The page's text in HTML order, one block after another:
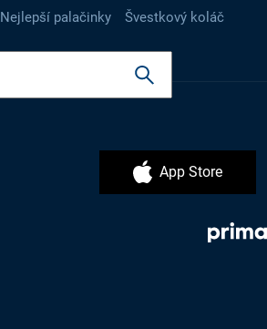
Nejlepší palačinky Švestkový koláč
App Store